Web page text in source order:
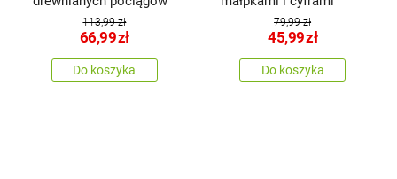
113,99 zł
66,99zł
Do koszyka
79,99 zł
45,99zł
Do koszyka